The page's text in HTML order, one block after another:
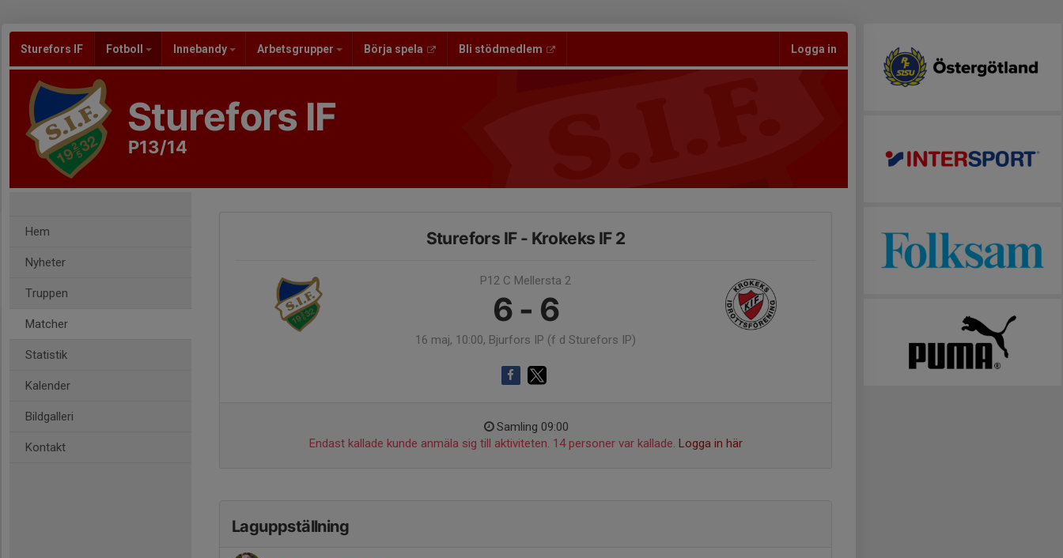
Sturefors IF Fotboll Innebandy Arbetsgrupper Börja spela Bli stödmedlem Logga in
Sturefors IF
P13/14
Hem
Nyheter
Truppen
Matcher
Statistik
Kalender
Bildgalleri
Kontakt
Sturefors IF - Krokeks IF 2
P12 C Mellersta 2
6 - 6
16 maj, 10:00, Bjurfors IP (f d Sturefors IP)
Samling 09:00
Endast kallade kunde anmäla sig till aktiviteten. 14 personer var kallade. Logga in här
Laguppställning